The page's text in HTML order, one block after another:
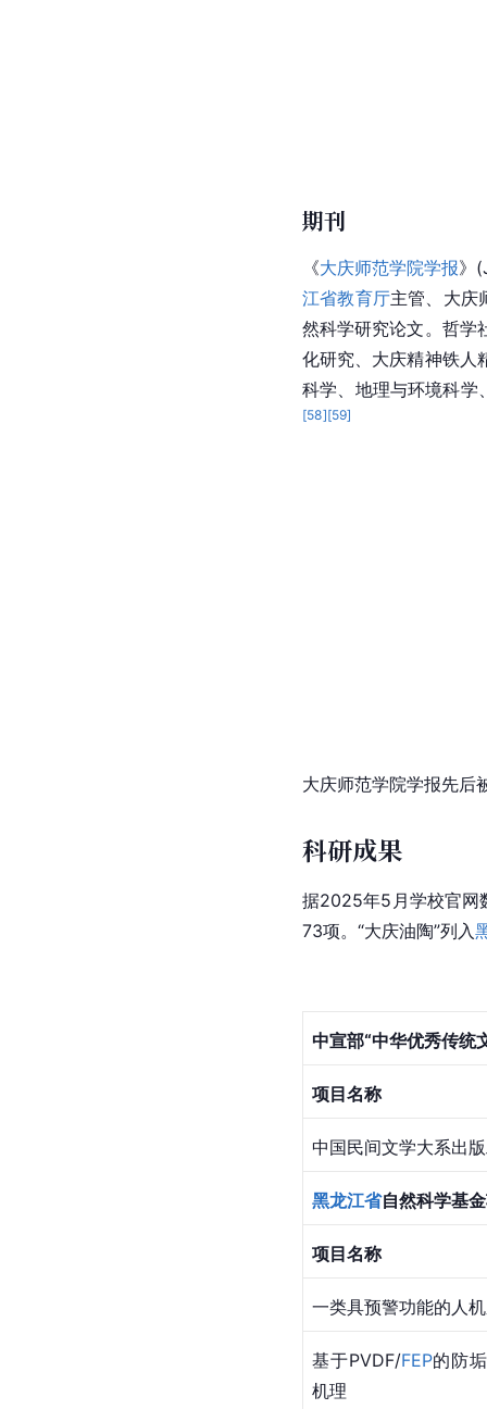
期刊
《大庆师范学院学报》
江省教育厅主管、大庆
然科学研究论文。哲学
化研究、大庆精神铁人
科学、地理与环境科学
[58][59]
大庆师范学院学报先后
科研成果
据2025年5月学校官网
73项。“大庆油陶”列入
中宣部“中华优秀传统
项目名称
中国民间文学大系出
黑龙江省自然科学基
项目名称
一类具预警功能的人
基于PVDF/FEP的防
机理